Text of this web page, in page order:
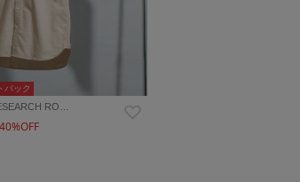
バック
RO…
40%OFF